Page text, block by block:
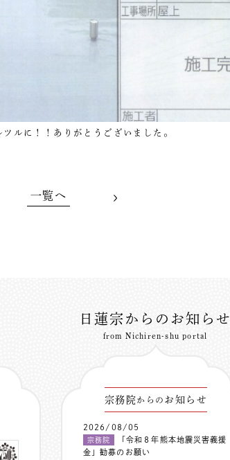
ルに！！ありがとうございました。
一覧へ
日蓮宗からのお知らせ
from Nichiren-shu portal
宗務院からの お知らせ
2026/08/05
宗務院
「令和８年熊本地震災害義援
金」勧募のお願い